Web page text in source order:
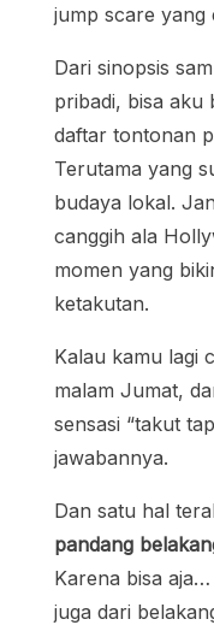
jump scare yang
Dari sinopsis
pribadi, bisa aku
daftar tontonan
Terutama yang
budaya lokal.
canggih ala
momen yang
ketakutan.
Kalau kamu lagi
malam Jumat,
sensasi “takut
jawabannya.
Dan satu hal
pandang
Karena bisa
juga dari